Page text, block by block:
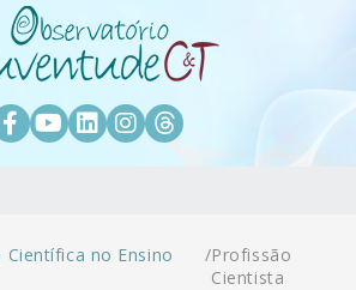
principal
Facebook
Youtube
LinkedIn
Instagram
Threads
Científica no Ensino
/Profissão
Cientista